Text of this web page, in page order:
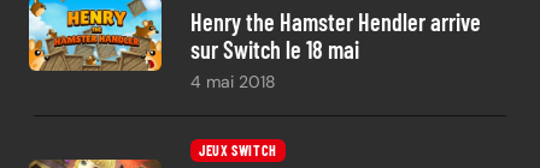
Henry the Hamster Hendler arrive
sur Switch le 18 mai
4 mai 2018
JEUX SWITCH